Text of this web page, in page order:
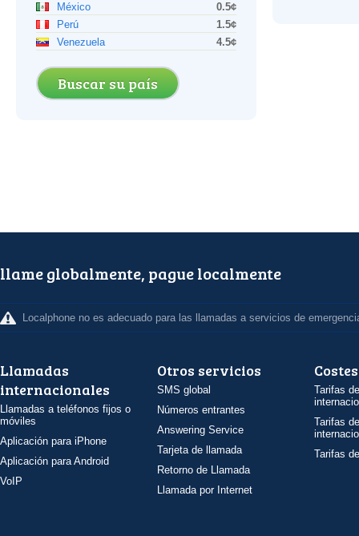
México
0.5¢
Perú
1.5¢
Venezuela
4.5¢
Buscar su país
llame globalmente, pague localmente
Localphone no es adecuado para las llamadas a servicios de
Llamadas
internacionales
Llamadas a teléfonos fijos o
móviles
Aplicación para iPhone
Aplicación para Android
VoIP
Otros servicios
SMS global
Números entrantes
Answering Service
Tarjeta de llamada
Retorno de Llamada
Llamada por Internet
Costes
Tarifas
Tarifas
Tarifas